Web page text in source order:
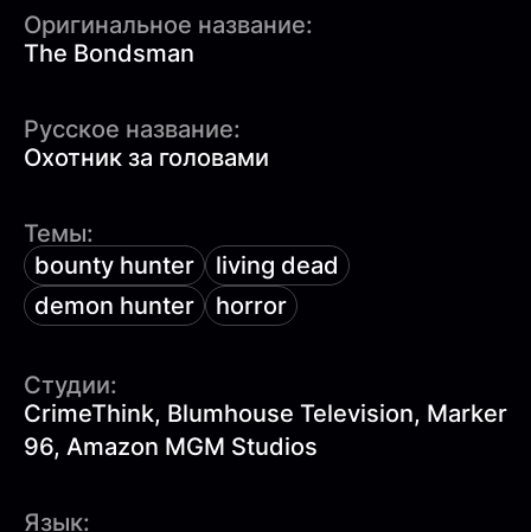
Оригинальное название:
The Bondsman
Русское название:
Охотник за головами
Темы:
bounty hunter
living dead
demon hunter
horror
Студии:
CrimeThink, Blumhouse Television, Marker
96, Amazon MGM Studios
Язык: